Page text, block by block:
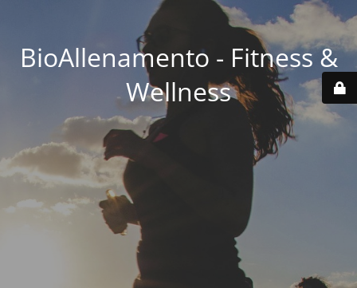
BioAllenamento - Fitness &
Wellness